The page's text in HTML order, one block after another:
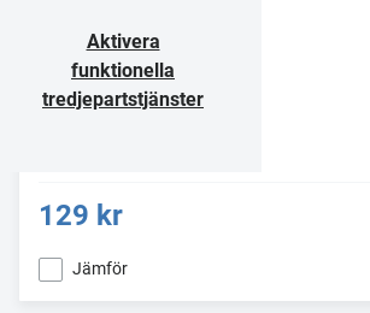
Aktivera
funktionella
tredjepartstjänster
129 kr
Jämför